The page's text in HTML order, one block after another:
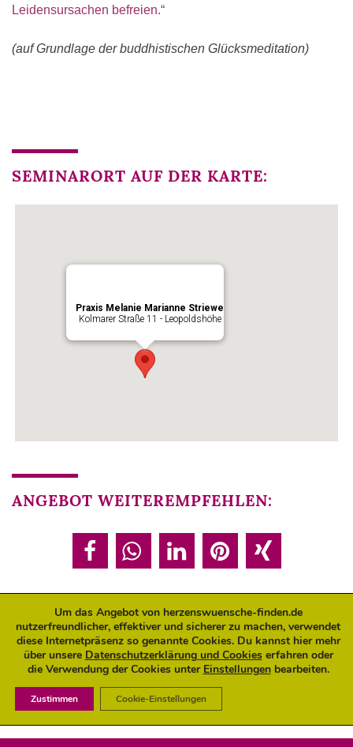
Leidensursachen befreien.“
(auf Grundlage der buddhistischen Glücksmeditation)
SEMINARORT AUF DER KARTE:
Praxis Melanie Marianne Striewe
Kolmarer Straße 11 - Leopoldshöhe
ANGEBOT WEITEREMPFEHLEN:
ANGEBOT JETZT BUCHEN:
Buchungen sind für diese Veranstaltung geschlossen.
Um das Angebot von herzenswuensche-finden.de
nutzerfreundlicher, effektiver und sicherer zu machen, verwendet
diese Internetpräsenz so genannte Cookies. Du kannst hier mehr
über unsere Datenschutzerklärung und Cookieserfahren oder
die Verwendung der Cookies unter Einstellungenbearbeiten.
Zustimmen Cookie-Einstellungen